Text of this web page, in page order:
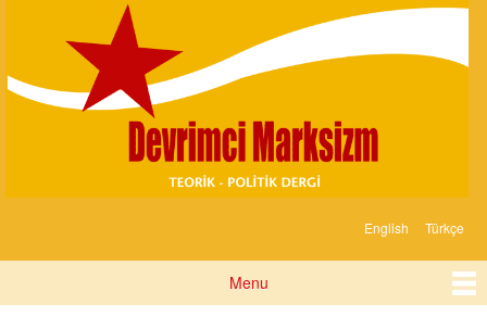
content
Marksizm
English Türkçe
Menu